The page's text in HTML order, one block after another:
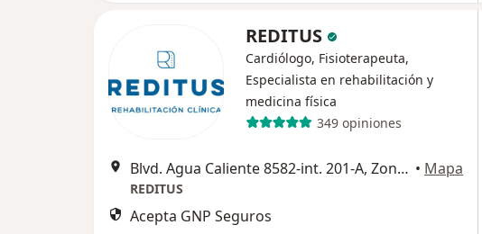
REDITUS
Cardiólogo, Fisioterapeuta,
Especialista en rehabilitación y
medicina física
349 opiniones
Blvd. Agua Caliente 8582-int. 201-A, Zona Centro, Tijuana • Mapa
REDITUS
Acepta GNP Seguros